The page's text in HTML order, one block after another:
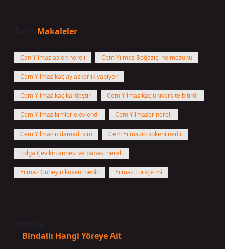
Tarih: Makaleler
Can Yılmaz aslen nereli Cem Yılmaz Boğaziçi ne mezunu
Cem Yılmaz kaç ay askerlik yapıyor
Cem Yılmaz kaç kardeştir Cem Yılmaz kaç üniversite bitirdi
Cem Yılmaz kimlerle evlendi Cem Yılmazer nereli
Cem Yılmazın damadı kim Cem Yılmazın kökeni nedir
Tolga Çevikin annesi ve babası nereli
Yılmaz Güneyin kökeni nedir Yılmaz Türkçe mi
Bindallı Hangi Yöreye Ait